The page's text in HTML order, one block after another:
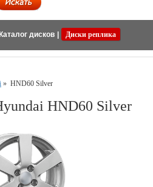
Каталог дисков Диски реплика
» HND60 Silver
HND60 Silver